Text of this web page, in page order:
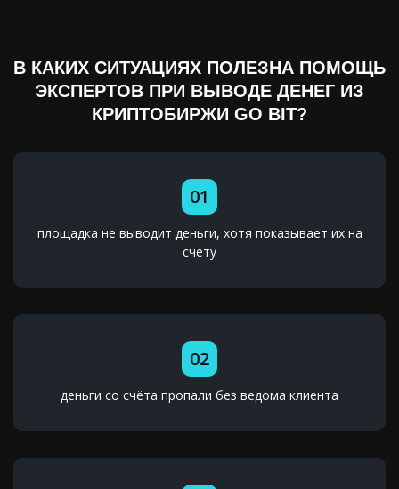
В КАКИХ СИТУАЦИЯХ ПОЛЕЗНА ПОМОЩЬ
ЭКСПЕРТОВ ПРИ ВЫВОДЕ ДЕНЕГ ИЗ
КРИПТОБИРЖИ GO BIT?
01
площадка не выводит деньги, хотя показывает их на
счету
02
деньги со счёта пропали без ведома клиента